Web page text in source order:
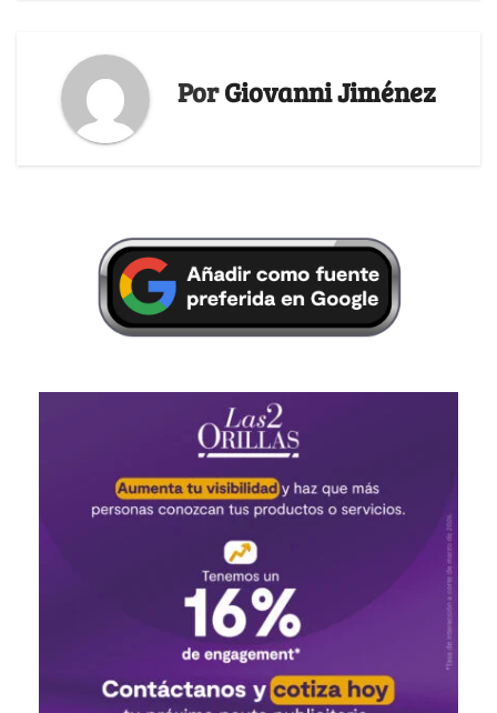
PorGiovanni Jiménez